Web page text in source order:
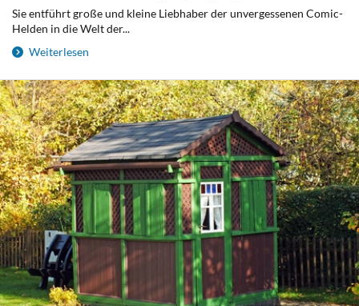
Sie entführt große und kleine Liebhaber der unvergessenen Comic-
Helden in die Welt der...
Weiterlesen